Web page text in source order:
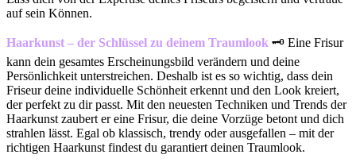
auf sein Können.
Haarkunst – der Schlüssel zu deinem Traumlook 🗝️ Eine Frisur
kann dein gesamtes Erscheinungsbild verändern und deine
Persönlichkeit unterstreichen. Deshalb ist es so wichtig, dass dein
Friseur deine individuelle Schönheit erkennt und den Look kreiert,
der perfekt zu dir passt. Mit den neuesten Techniken und Trends der
Haarkunst zaubert er eine Frisur, die deine Vorzüge betont und dich
strahlen lässt. Egal ob klassisch, trendy oder ausgefallen – mit der
richtigen Haarkunst findest du garantiert deinen Traumlook.